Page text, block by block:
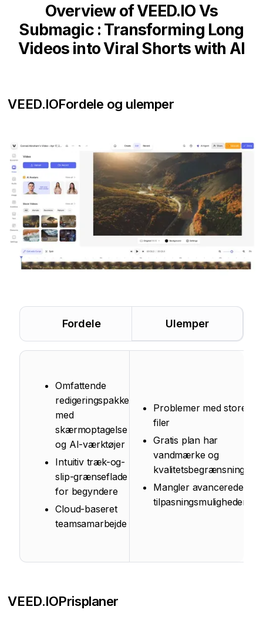
Overview of VEED.IO Vs
Submagic : Transforming Long
Videos into Viral Shorts with AI
VEED.IOFordele og ulemper
Fordele Ulemper
Omfattende
redigeringspakke
med
skærmoptagelse
og AI-værktøjer
Intuitiv træk-og-
slip-grænseflade
for begyndere
Cloud-baseret
teamsamarbejde
Problemer med store
filer
Gratis plan har
vandmærke og
kvalitetsbegrænsninger
Mangler avancerede
tilpasningsmuligheder
VEED.IOPrisplaner